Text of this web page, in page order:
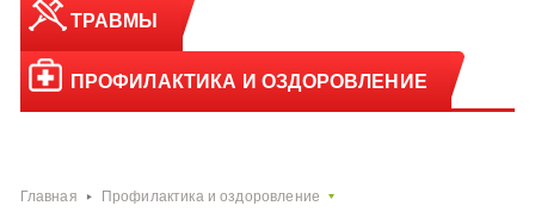
ТРАВМЫ
ПРОФИЛАКТИКА И ОЗДОРОВЛЕНИЕ
Главная Профилактика и оздоровление